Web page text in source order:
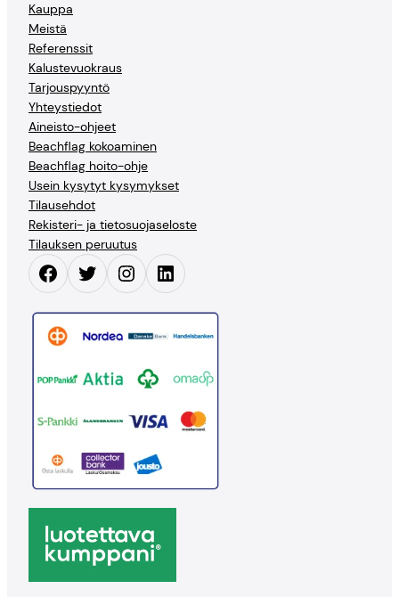
Kauppa
Meistä
Referenssit
Kalustevuokraus
Tarjouspyyntö
Yhteystiedot
Aineisto-ohjeet
Beachflag kokoaminen
Beachflag hoito-ohje
Usein kysytyt kysymykset
Tilausehdot
Rekisteri- ja tietosuojaseloste
Tilauksen peruutus
Facebook Twitter Instagram LinkedIn